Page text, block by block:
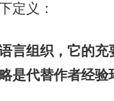
定义：
言组织，它的
是代替作者经